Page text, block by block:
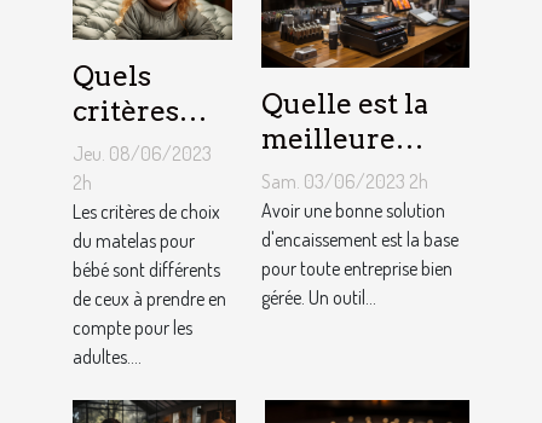
Quels
critères
pour
choisir un
matelas de
bébé ?
Jeu. 08/06/2023
2h
Les critères de choix
du matelas pour
bébé sont différents
de ceux à prendre en
compte pour les
adultes....
Quelle est la
meilleure
solution
d'encaissement
pour votre
entreprise ?
Sam. 03/06/2023 2h
Avoir une bonne solution
d'encaissement est la base
pour toute entreprise bien
gérée. Un outil...